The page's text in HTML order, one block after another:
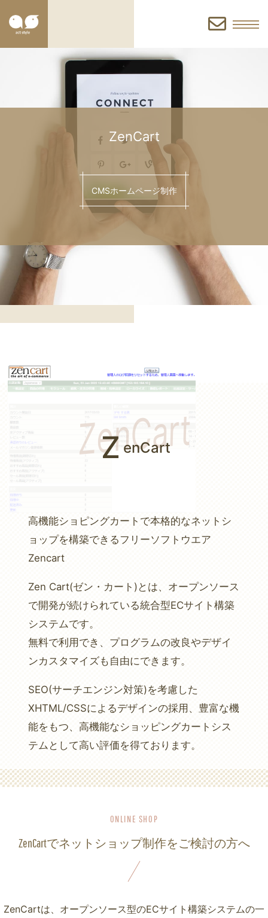
お
せ
ZenCart
CMSホームページ制作
Z enCart
高機能ショピングカートで本格的なネットシ
ョップを構築できるフリーソフトウエア
Zencart
Zen Cart(ゼン・カート)とは、オープンソース
で開発が続けられている統合型ECサイト構築
システムです。
無料で利用でき、プログラムの改良やデザイ
ンカスタマイズも自由にできます。
SEO(サーチエンジン対策)を考慮した
XHTML/CSSによるデザインの採用、豊富な機
能をもつ、高機能なショッピングカートシス
テムとして高い評価を得ております。
ZenCartでネットショップ制作をご検討の方へ
ZenCartは、オープンソース型のECサイト構築システムの一